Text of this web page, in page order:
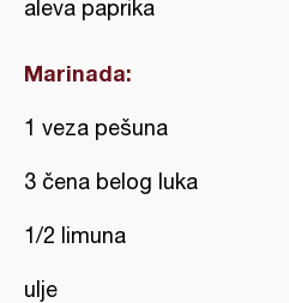
aleva paprika
Marinada:
1 veza pešuna
3 čena belog luka
1/2 limuna
ulje